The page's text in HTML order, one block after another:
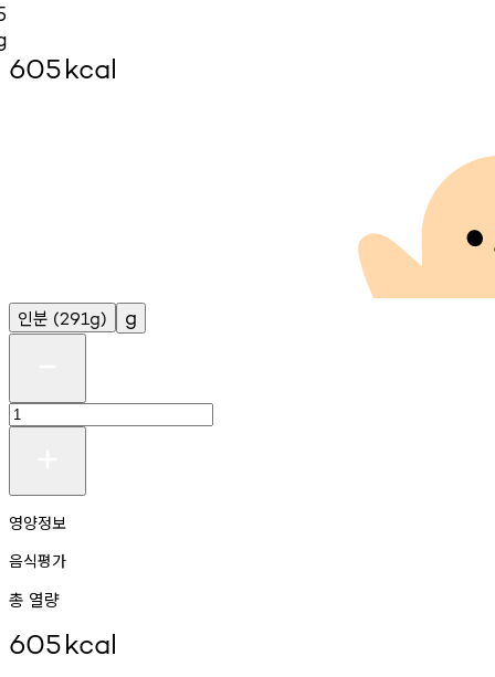
605kcal
인분 (291g) g
영양정보
음식평가
총 열량
605kcal